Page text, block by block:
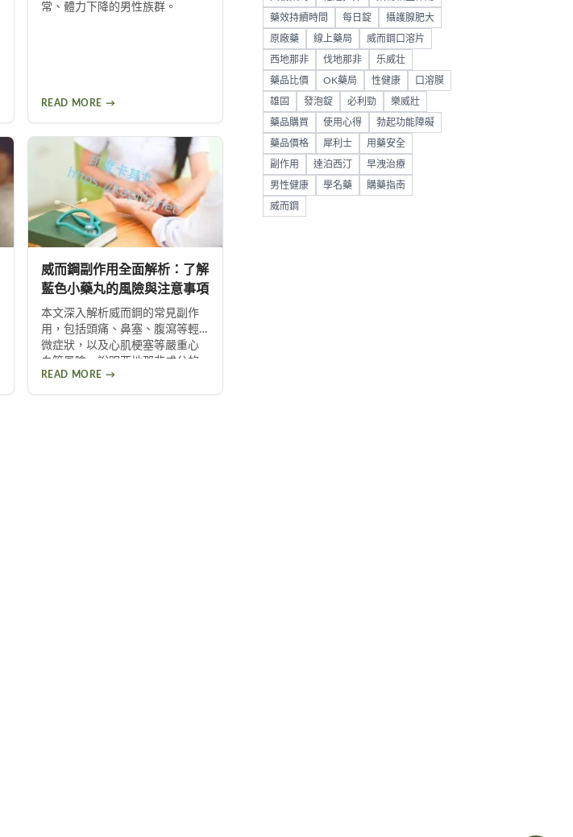
常、體力下降的男性族群。
READ MORE →
威而鋼副作用全面解析：了解
藍色小藥丸的風險與注意事項
本文深入解析威而鋼的常見副作
用，包括頭痛、鼻塞、腹瀉等輕
微症狀，以及心肌梗塞等嚴重心
血管風險。說明西地那非成分的
作用機制與服藥注意事項，並提
供草本植萃等天然替代方案，幫
READ MORE →
藥效持續時間 每日錠 攝護腺肥大
原廠藥 線上藥局 威而鋼口溶片
西地那非 伐地那非 乐威壮
藥品比價 OK藥局 性健康 口溶膜
雄固 發泡錠 必利勁 樂威壯
藥品購買 使用心得 勃起功能障礙
藥品價格 犀利士 用藥安全
副作用 達泊西汀 早洩治療
男性健康 學名藥 購藥指南
威而鋼